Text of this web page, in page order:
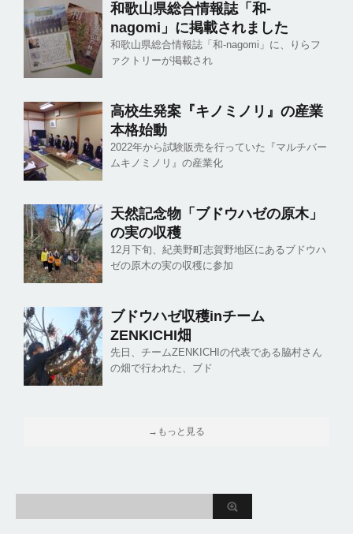
和歌山県総合情報誌「和-
nagomi」に掲載されました
和歌山県総合情報誌「和-nagomi」に、りらフ
ァクトリーが掲載され
高校生発案『キノミノリ』の産業
本格始動
2022年から試験販売を行っていた『マルチバー
ムキノミノリ』の産業化
天然記念物「ブドウハゼの原木」
の実の収穫
12月下旬、紀美野町志賀野地区にあるブドウハ
ゼの原木の実の収穫に参加
ブドウハゼ収穫inチーム
ZENKICHI畑
先日、チームZENKICHIの代表である脇村さん
の畑で行われた、ブド
→もっと見る